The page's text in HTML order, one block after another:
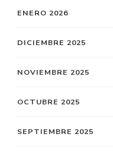
ENERO 2026
DICIEMBRE 2025
NOVIEMBRE 2025
OCTUBRE 2025
SEPTIEMBRE 2025